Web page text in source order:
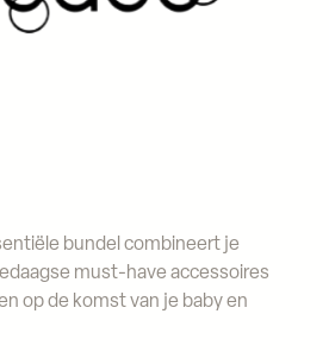
bundel combineert je
must-have accessoires
op de komst van je baby en